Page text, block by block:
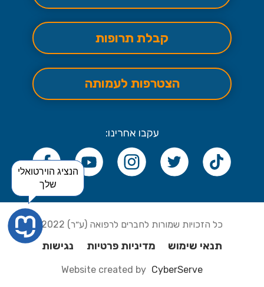
קבלת תרופות
הצטרפות לעמותה
עקבו אחרינו:
כל הזכויות שמורות לחברים לרפואה (ע״ר) 2022
תנאי שימוש מדיניות פרטיות נגישות
Website created by CyberServe
הנציג הוירטואלי
שלך